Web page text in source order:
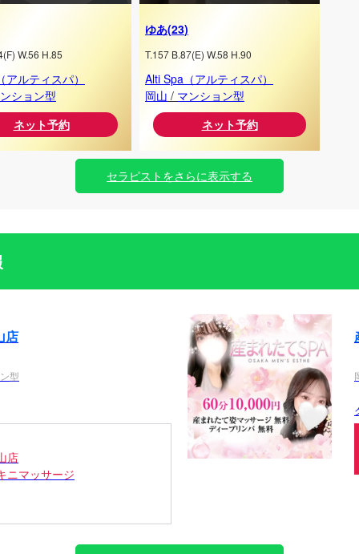
(F) W.56 H.85
アルティスパ）
ション型
ネット予約
ゆあ(23)
T.157 B.87(E) W.58 H.90
Alti Spa（アルティスパ）
岡山 / マンション型
ネット予約
セラピストをさらに表示する
店
型
店
ニマッサージ
る打上花火コース
たっぷりネバトロ極液マッ